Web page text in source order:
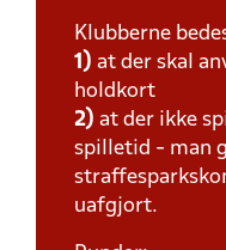
Klubberne
1) at der skal
holdkort
2) at der ikke
spilletid - man
uafgjort.